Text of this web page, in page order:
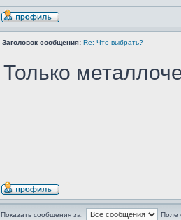
Заголовок сообщения: Re: Что выбрать?
Только
Показать сообщения за: Поле